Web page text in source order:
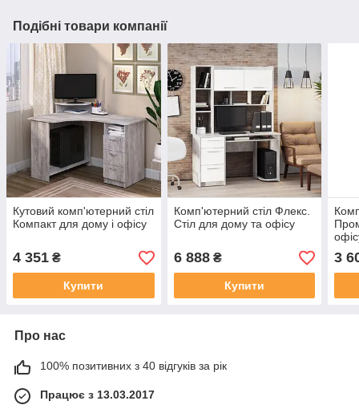
Подібні товари компанії
Кутовий комп'ютерний стіл
Компакт для дому і офісу
4 351 ₴
Купити
Комп'ютерний стіл Флекс.
Стіл для дому та офісу
6 888₴
Купити
3
Про нас
100% позитивних з 40 відгуків за рік
Працює з 13.03.2017